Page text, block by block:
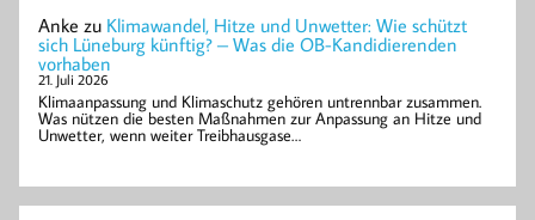
Anke zu Klimawandel, Hitze und Unwetter: Wie schützt
sich Lüneburg künftig? – Was die OB-Kandidierenden
vorhaben
21. Juli 2026
Klimaanpassung und Klimaschutz gehören untrennbar zusammen.
Was nützen die besten Maßnahmen zur Anpassung an Hitze und
Unwetter, wenn weiter Treibhausgase…